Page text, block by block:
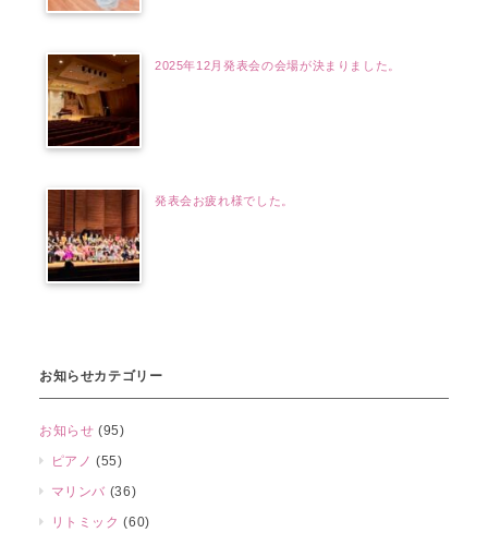
2025年12月発表会の会場が決まりました。
発表会お疲れ様でした。
お知らせカテゴリー
お知らせ (95)
ピアノ (55)
マリンバ (36)
リトミック (60)